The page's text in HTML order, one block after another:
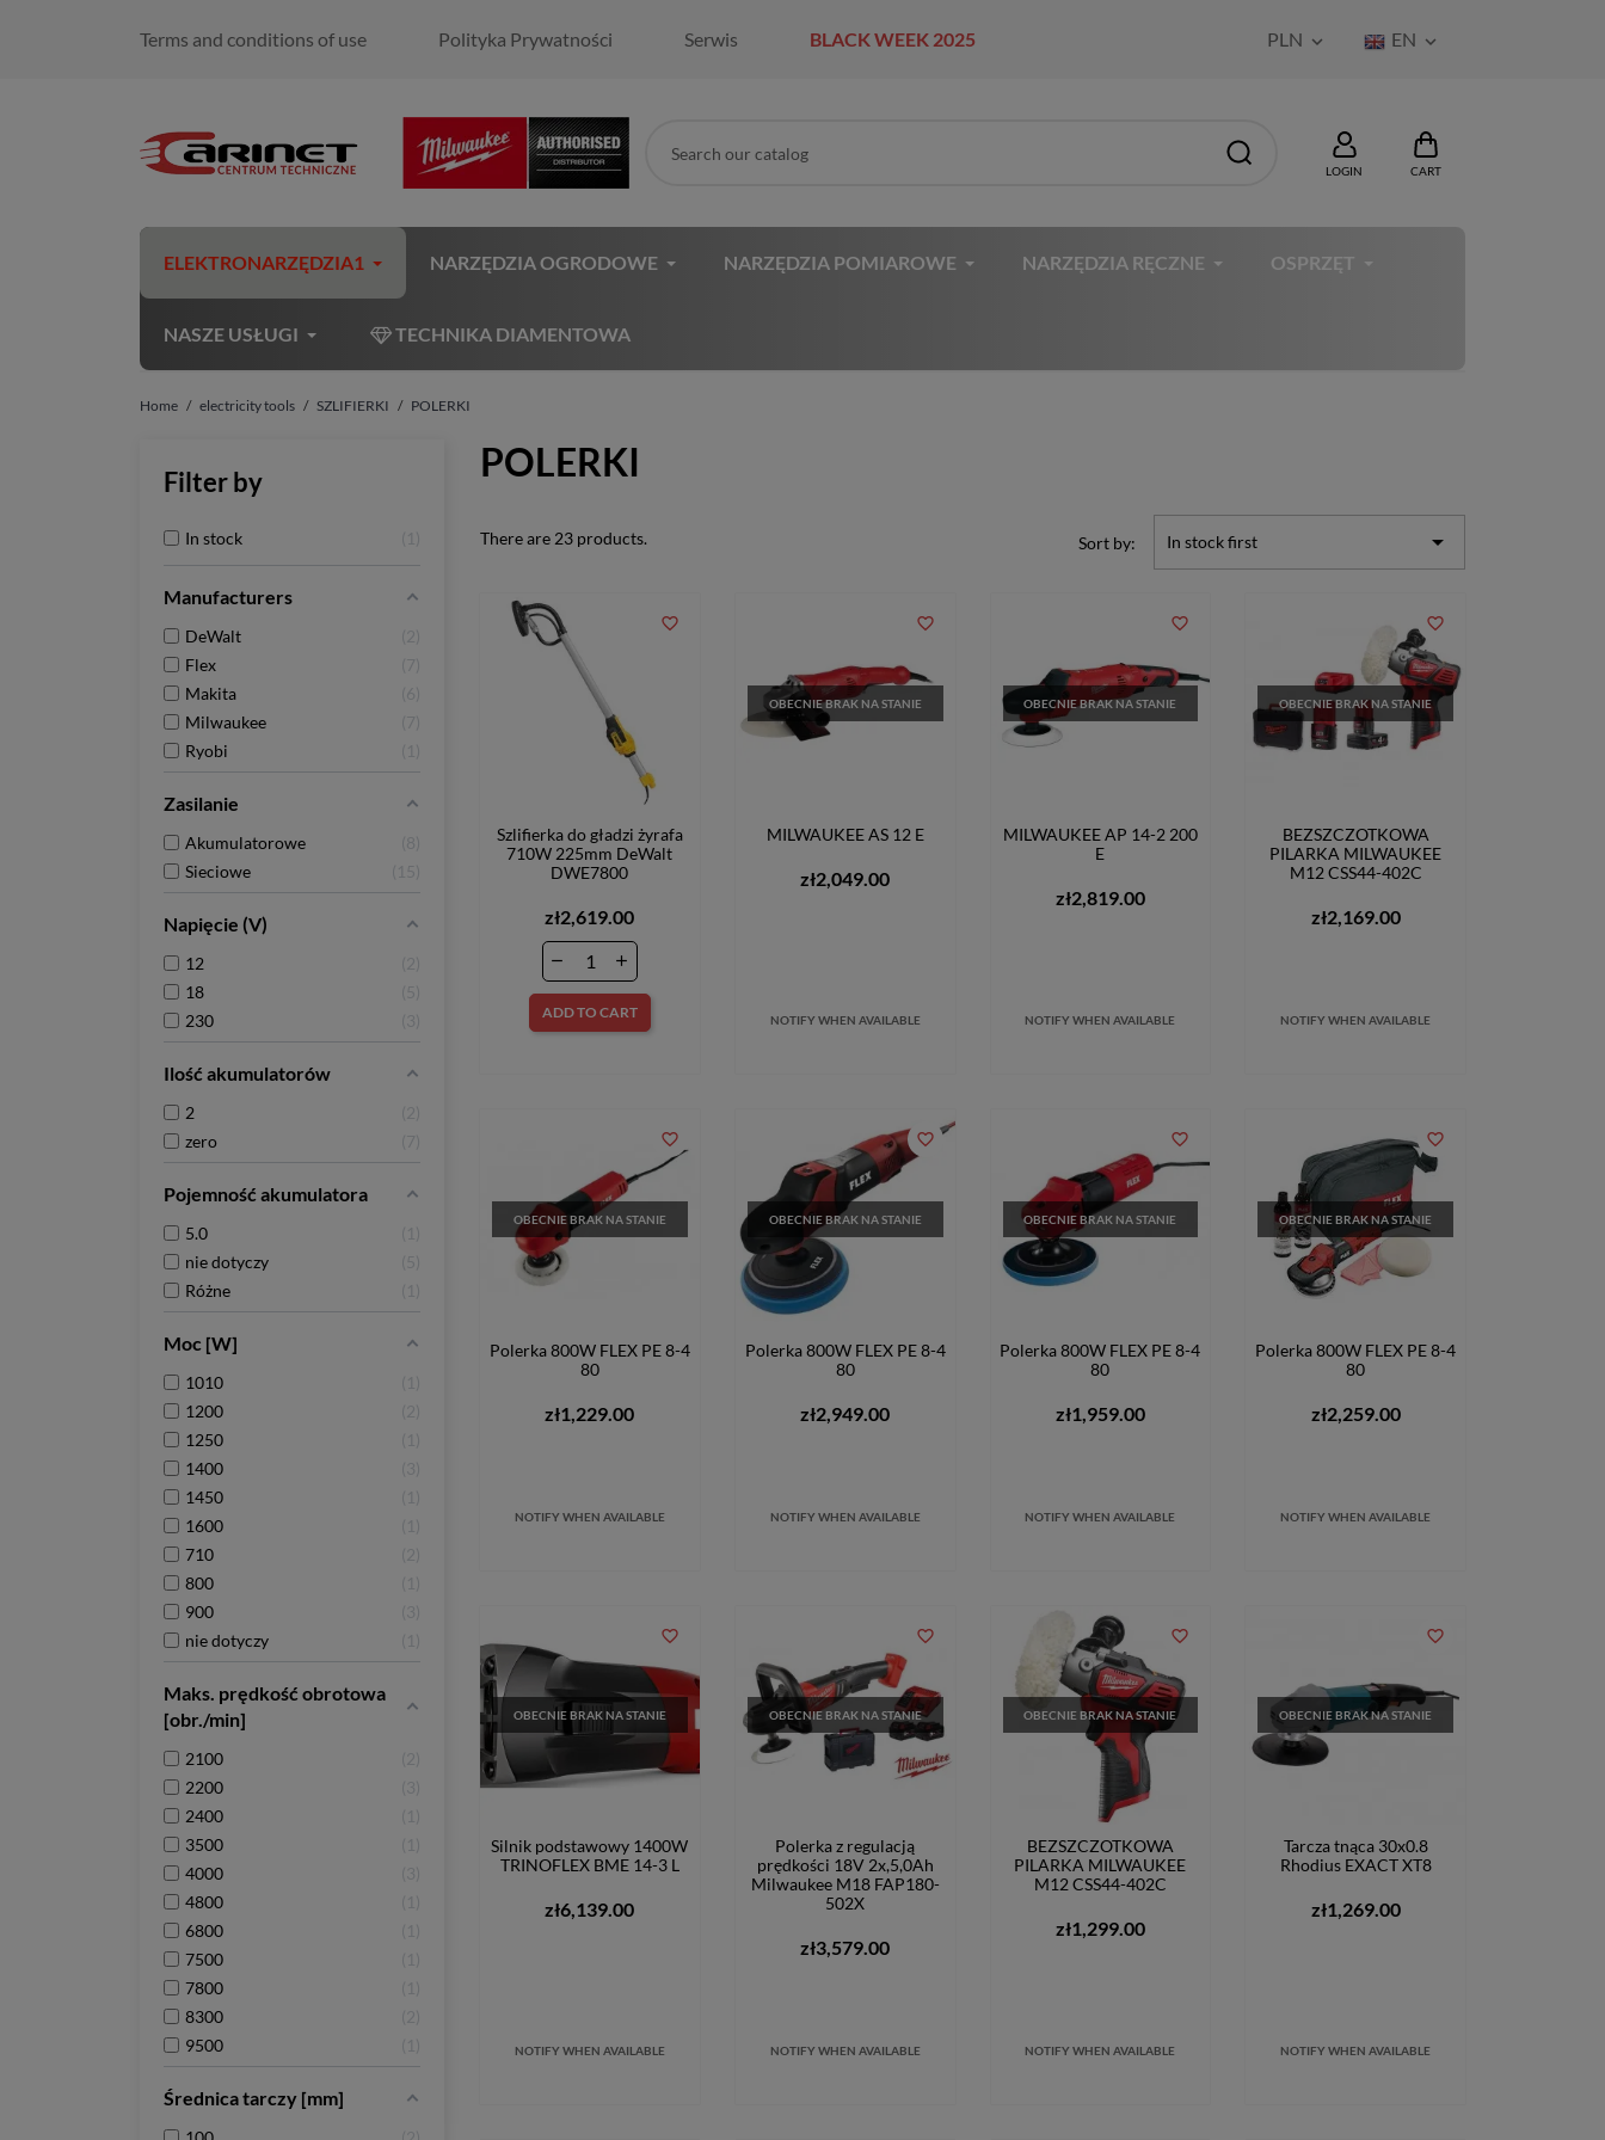
Terms and conditions of use Polityka Prywatności Serwis BLACK WEEK 2025 PLN  EN 
LOGIN CART
ELEKTRONARZĘDZIA1 NARZĘDZIA OGRODOWE NARZĘDZIA POMIAROWE NARZĘDZIA RĘCZNE OSPRZĘT
NASZE USŁUGI TECHNIKA DIAMENTOWA
Home electricity tools SZLIFIERKI POLERKI
Filter by
In stock
Manufacturers
DeWalt
2
Flex
7
Makita
6
Milwaukee
7
Ryobi
Zasilanie
Akumulatorowe
8
Sieciowe
15
Napięcie (V)
12
2
18
5
230
3
Ilość akumulatorów
2
2
zero
7
Pojemność akumulatora
5.0
nie dotyczy
5
Różne
Moc [W]
1010
1200
2
1250
1400
3
1450
1600
710
2
800
900
3
nie dotyczy
Maks. prędkość obrotowa
[obr./min]
2100
2
2200
3
2400
3500
4000
3
4800
6800
7500
7800
8300
2
9500
Średnica tarczy [mm]
POLERKI
There are 23 products. Sort by: In stock first 
Szlifierka do gładzi żyrafa
710W 225mm DeWalt
DWE7800
zł2,619.00
ADD TO CART
favorite_border
OBECNIE BRAK NA STANIE
MILWAUKEE AS 12 E
zł2,049.00
NOTIFY WHEN AVAILABLE
favorite_border
OBECNIE BRAK NA STANIE
MILWAUKEE AP 14-2 200
E
zł2,819.00
NOTIFY WHEN AVAILABLE
favorite_border
OBECNIE BRAK NA STANIE
BEZSZCZOTKOWA
PILARKA MILWAUKEE
M12 CSS44-402C
zł2,169.00
NOTIFY WHEN AVAILABLE
favorite_border
OBECNIE BRAK NA STANIE
Polerka 800W FLEX PE 8-4
80
zł1,229.00
NOTIFY WHEN AVAILABLE
favorite_border
OBECNIE BRAK NA STANIE
Polerka 800W FLEX PE 8-4
80
zł2,949.00
NOTIFY WHEN AVAILABLE
favorite_border
OBECNIE BRAK NA STANIE
Polerka 800W FLEX PE 8-4
80
zł1,959.00
NOTIFY WHEN AVAILABLE
favorite_border
OBECNIE BRAK NA STANIE
Polerka 800W FLEX PE 8-4
80
zł2,259.00
NOTIFY WHEN AVAILABLE
favorite_border
OBECNIE BRAK NA STANIE
Silnik podstawowy 1400W
TRINOFLEX BME 14-3 L
zł6,139.00
NOTIFY WHEN AVAILABLE
favorite_border
OBECNIE BRAK NA STANIE
Polerka z regulacją
prędkości 18V 2x,5,0Ah
Milwaukee M18 FAP180-
502X
zł3,579.00
NOTIFY WHEN AVAILABLE
favorite_border
OBECNIE BRAK NA STANIE
BEZSZCZOTKOWA
PILARKA MILWAUKEE
M12 CSS44-402C
zł1,299.00
NOTIFY WHEN AVAILABLE
favorite_border
OBECNIE BRAK NA STANIE
Tarcza tnąca 30x0.8
Rhodius EXACT XT8
zł1,269.00
NOTIFY WHEN AVAILABLE
favorite_border